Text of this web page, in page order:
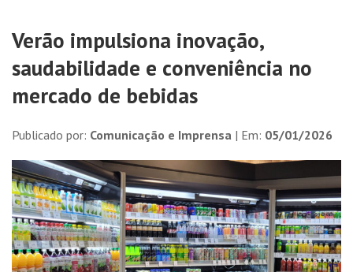
Verão impulsiona inovação,
saudabilidade e conveniência no
mercado de bebidas
Publicado por: Comunicação e Imprensa | Em: 05/01/2026